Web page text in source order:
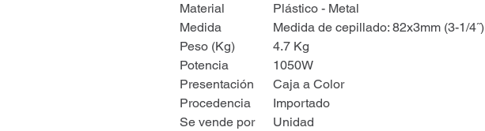
Material
Plástico - Metal
Medida
Medida de cepillado: 82x3mm (3-1/4˝)
Peso (Kg)
4.7 Kg
Potencia
1050W
Presentación
Caja a Color
Procedencia
Importado
Se vende por
Unidad